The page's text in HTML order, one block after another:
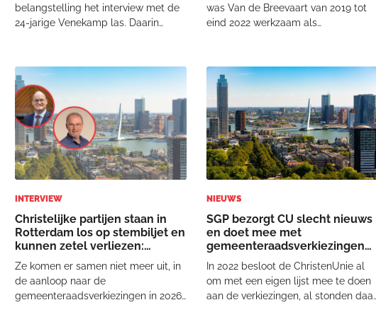
belangstelling het interview met de
24-jarige Venekamp las. Daarin
bekering en zijn motivatie om politiek
actief te worden vanuit Bijbelse
overtuigingen. V
was Van de Breevaart van 2019 tot
eind 2022 werkzaam als
de Brès Stichting, het
Wetenschappelijk Instituut van de
SGP. Hij studeerde geschiedenis en
godsdienstwetensc
INTERVIEW
Christelijke partijen staan in
Rotterdam los op stembiljet en
kunnen zetel verliezen:
"Treurig"
Ze komen er samen niet meer uit, in
de aanloop naar de
gemeenteraadsverkiezingen in 2026.
NIEUWS
SGP bezorgt CU slecht nieuws
en doet mee met
gemeenteraadsverkiezingen
Rotterdam
In 2022 besloot de ChristenUnie al
om met een eigen lijst mee te doen
aan de verkiezingen, al stonden